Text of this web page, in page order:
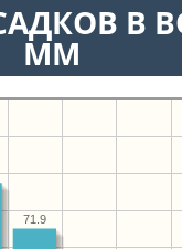
В
ММ
71.9